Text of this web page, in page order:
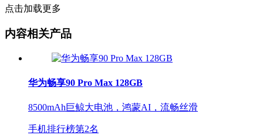
点击加载更多
内容相关产品
华为畅享90 Pro Max 128GB
8500mAh巨鲸大电池，鸿蒙AI，流畅丝滑
手机排行榜第2名